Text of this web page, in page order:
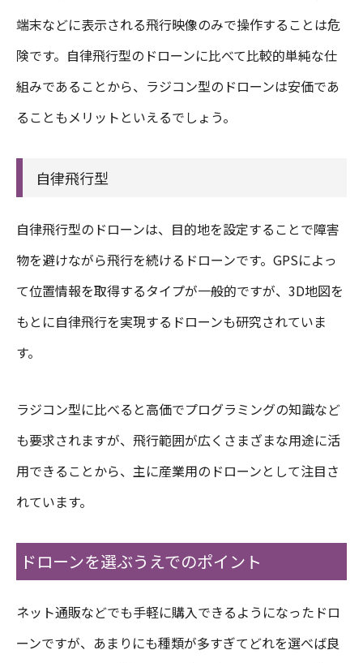
端末などに表示される飛行映像のみで操作することは危
険です。自律飛行型のドローンに比べて比較的単純な仕
組みであることから、ラジコン型のドローンは安価であ
ることもメリットといえるでしょう。
自律飛行型
自律飛行型のドローンは、目的地を設定することで障害
物を避けながら飛行を続けるドローンです。GPSによっ
て位置情報を取得するタイプが一般的ですが、3D地図を
もとに自律飛行を実現するドローンも研究されていま
す。
ラジコン型に比べると高価でプログラミングの知識など
も要求されますが、飛行範囲が広くさまざまな用途に活
用できることから、主に産業用のドローンとして注目さ
れています。
ドローンを選ぶうえでのポイント
ネット通販などでも手軽に購入できるようになったドロ
ーンですが、あまりにも種類が多すぎてどれを選べば良